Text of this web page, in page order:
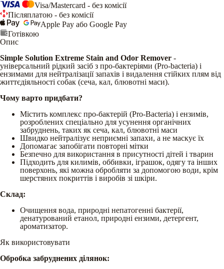
Visa/Mastercard - без комісії
Післяплатою - без комісії
Apple Pay або Google Pay
Готівкою
Опис
Simple Solution Extreme Stain and Odor Remover -
універсальний рідкий засіб з про-бактеріями (Pro-bacteria) і
ензимами для нейтралізації запахів і видалення стійких плям від
життєдіяльності собак (сеча, кал, блювотні маси).
Чому варто придбати?
Містить комплекс про-бактерій (Pro-Bacteria) і ензимів,
розроблених спеціально для усунення органічних
забруднень, таких як сеча, кал, блювотні маси
Швидко нейтралізує неприємні запахи, а не маскує їх
Допомагає запобігати повторні мітки
Безпечно для використання в присутності дітей і тварин
Підходить для килимів, оббивки, іграшок, одягу та інших
поверхонь, які можна обробляти за допомогою води, крім
шерстяних покриттів і виробів зі шкіри.
Склад:
Очищення вода, природні непатогенні бактерії,
денатурований етанол, природні ензими, детергент,
ароматизатор.
Як використовувати
Обробка забруднених ділянок: